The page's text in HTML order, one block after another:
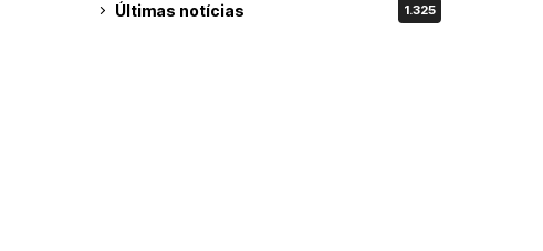
Últimas notícias 1.325